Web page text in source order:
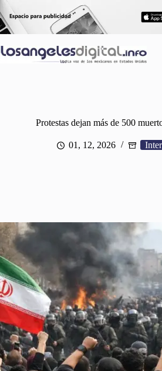
al
contenido
Protestas dejan más de 500
01, 12, 2026